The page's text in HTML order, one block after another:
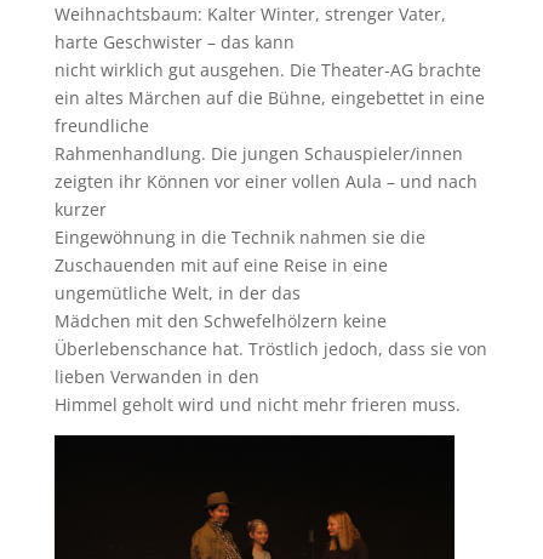
Weihnachtsbaum: Kalter Winter, strenger Vater,
harte Geschwister – das kann
nicht wirklich gut ausgehen. Die Theater-AG brachte
ein altes Märchen auf die Bühne, eingebettet in eine
freundliche
Rahmenhandlung. Die jungen Schauspieler/innen
zeigten ihr Können vor einer vollen Aula – und nach
kurzer
Eingewöhnung in die Technik nahmen sie die
Zuschauenden mit auf eine Reise in eine
ungemütliche Welt, in der das
Mädchen mit den Schwefelhölzern keine
Überlebenschance hat. Tröstlich jedoch, dass sie von
lieben Verwanden in den
Himmel geholt wird und nicht mehr frieren muss.